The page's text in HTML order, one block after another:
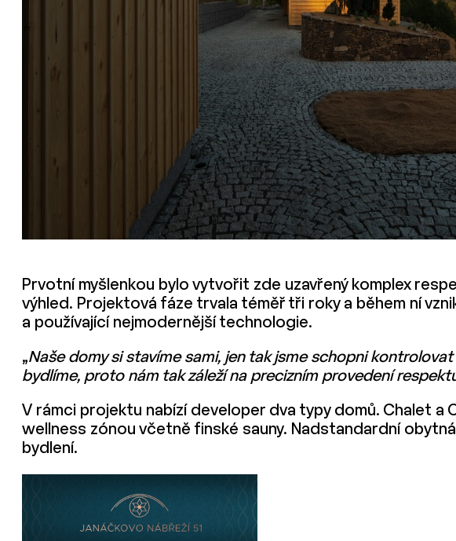
Prvotní myšlenkou bylo vytvořit zde uzavřený komplex
výhled. Projektová fáze trvala téměř tři roky a během ní
a používající nejmodernější technologie.
„Naše domy si stavíme sami, jen tak jsme schopni
bydlíme, proto nám tak záleží na precizním provedení
V rámci projektu nabízí developer dva typy domů. Chalet a
wellness zónou včetně finské sauny. Nadstandardní
bydlení.